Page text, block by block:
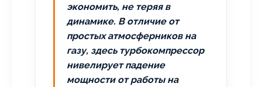
экономить, не теряя в
динамике. В отличие от
простых атмосферников на
газу, здесь турбокомпрессор
нивелирует падение
мощности от работы на